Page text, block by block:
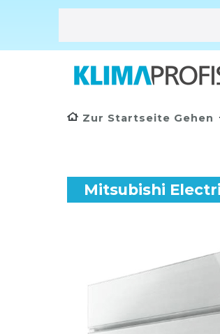
Zur Startseite Gehen
Mitsubishi